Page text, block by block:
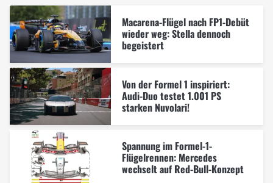
Macarena-Flügel nach FP1-Debüt
wieder weg: Stella dennoch
begeistert
Von der Formel 1 inspiriert:
Audi-Duo testet 1.001 PS
starken Nuvolari!
Spannung im Formel-1-
Flügelrennen: Mercedes
wechselt auf Red-Bull-Konzept